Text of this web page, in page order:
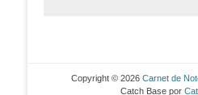
Copyright © 2026 Carnet de
Catch Base por